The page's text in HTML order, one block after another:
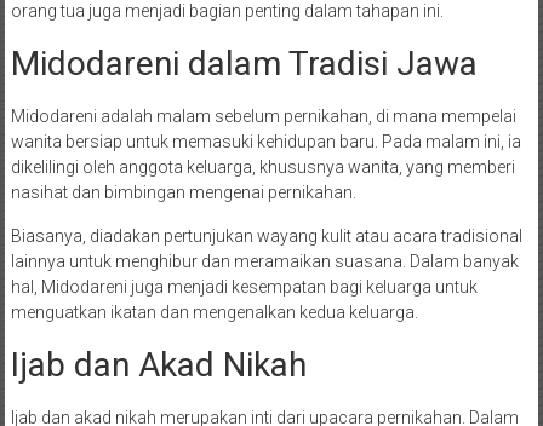
orang tua juga menjadi bagian penting dalam tahapan ini.
Midodareni dalam Tradisi Jawa
Midodareni adalah malam sebelum pernikahan, di mana mempelai
wanita bersiap untuk memasuki kehidupan baru. Pada malam ini, ia
dikelilingi oleh anggota keluarga, khususnya wanita, yang memberi
nasihat dan bimbingan mengenai pernikahan.
Biasanya, diadakan pertunjukan wayang kulit atau acara tradisional
lainnya untuk menghibur dan meramaikan suasana. Dalam banyak
hal, Midodareni juga menjadi kesempatan bagi keluarga untuk
menguatkan ikatan dan mengenalkan kedua keluarga.
Ijab dan Akad Nikah
Ijab dan akad nikah merupakan inti dari upacara pernikahan. Dalam